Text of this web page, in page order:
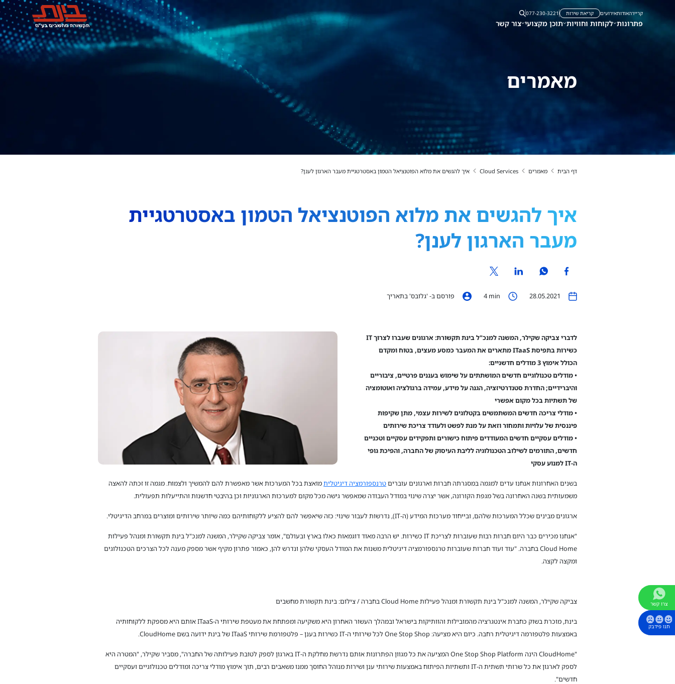
קריירהאודותאירועים קריאת שירות 077-230-3221
פתרונות לקוחות וחוויות תוכן מקצועי צור קשר
צרו קשר
תנו פידבק
מאמרים
דף הבית מאמרים Cloud Services איך להגשים את מלוא הפוטנציאל הטמון באסטרטגיית מעבר הארגון לענן?
איך להגשים את מלוא הפוטנציאל הטמון באסטרטגיית
מעבר הארגון לענן?
28.05.2021
4 min פורסם ב- 'גלובס' בתאריך
לדברי צביקה שקילר, המשנה למנכ"ל בינת תקשורת: ארגונים שעברו לצרוך IT
כשירות בתפיסת ITaaS מתארים את המעבר כמסע מעצים, בטוח ומקדם
הכולל אימוץ 3 מודלים חדשניים:
• מודלים טכנולוגיים חדשים המושתתים על שימוש בעננים פרטיים, ציבוריים
והיברידיים; החדרת סטנדרטיזציה, הגנה על מידע, עמידה ברגולציה ואוטומציה
של תשתיות בכל מקום אפשרי
• מודלי צריכה חדשים המשתמשים בקטלוגים לשירות עצמי, מתן שקיפות
פיננסית של עלויות ותמחור וזאת על מנת לפשט ולעודד צריכת שירותים
• מודלים עסקיים חדשים המעודדים פיתוח כישורים ותפקידים עסקיים וטכניים
חדשים, התורמים לשילוב הטכנולוגיה לליבת העיסוק של החברה, והפיכת גופי
ה-IT למנוע עסקי
בשנים האחרונות אנחנו עדים למגמה במסגרתה חברות וארגונים עובריםטרנספורמציה דיגיטליתמואצת בכל המערכות אשר מאפשרת להם להמשיך ולצמוח. מגמה זו זכתה להאצה
משמעותית בשנה האחרונה בשל מגפת הקורונה, אשר יצרה שינוי במודל העבודה שמאפשר גישה מכל מקום למערכות הארגוניות וכן בהיבטי חדשנות והתייעלות תפעולית.
ארגונים מבינים שכלל המערכות שלהם, ובייחוד מערכות המידע (ה-IT), נדרשות לעבור שינוי: כזה שיאפשר להם להציע ללקוחותיהם כמה שיותר שירותים ומוצרים במרחב הדיגיטלי.
"אנחנו מכירים כבר היום חברות רבות שעוברות לצריכת IT כשירות. יש הרבה מאוד דוגמאות כאלו בארץ ובעולם", אומר צביקה שקילר, המשנה למנכ"ל בינת תקשורת ומנהל פעילות
Cloud Home בחברה. "עוד ועוד חברות שעוברות טרנספורמציה דיגיטלית משנות את המודל העסקי שלהן ונדרש להן, כאמור פתרון מקיף אשר מספק מענה לכל הצרכים הטכנולוגים
ומקצה לקצה.
צביקה שקילר, המשנה למנכ"ל בינת תקשורת ומנהל פעילות Cloud Home בחברה / צילום: בינת תקשורת מחשבים
בינת, מוכרת בשוק כחברת אינטגרציה מהמובילות והוותיקות בישראל ובמהלך העשור האחרון היא משקיעה ומפתחת את מעטפת שירותי ה-ITaaS אותם היא מספקת ללקוחותיה
באמצעות פלטפורמה דיגיטלית רחבה. כיום היא מציעה: One Stop Shop לכל שירותי ה-IT כשירות בענן – פלטפורמת שירותי ITaaS של בינת ידועה בשם CloudHome.
"CloudHome הינה One Stop Shop Platform המציעה את כל מגוון הפתרונות אותם נדרשת מחלקת ה-IT בארגון לספק לטובת פעילותה של החברה", מסביר שקילר, "המטרה היא
לספק לארגון את כל שרותי תשתית ה-IT ותשתיות הפיתוח באמצעות שירותי ענן ושירות מנוהל החוסך ממנו משאבים רבים, תוך אימוץ מודלי צריכה ומודלים טכנולוגיים ועסקיים
חדשים".